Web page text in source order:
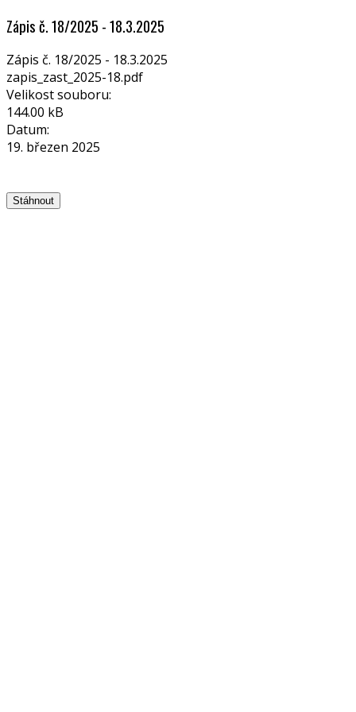
Zápis č. 18/2025 - 18.3.2025
Zápis č. 18/2025 - 18.3.2025
zapis_zast_2025-18.pdf
Velikost souboru:
144.00 kB
Datum:
19. březen 2025